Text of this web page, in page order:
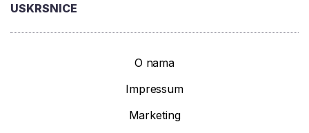
USKRSNICE
O nama
Impressum
Marketing